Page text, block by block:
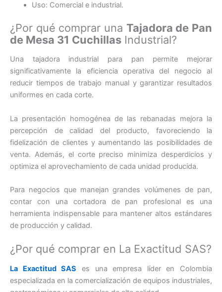
Uso: Comercial e industrial.
¿Por qué comprar una Tajadora de Pan
de Mesa 31 Cuchillas Industrial?
Una tajadora industrial para pan permite mejorar
significativamente la eficiencia operativa del negocio al
reducir tiempos de trabajo manual y garantizar resultados
uniformes en cada corte.
La presentación homogénea de las rebanadas mejora la
percepción de calidad del producto, favoreciendo la
fidelización de clientes y aumentando las posibilidades de
venta. Además, el corte preciso minimiza desperdicios y
optimiza el aprovechamiento de cada unidad producida.
Para negocios que manejan grandes volúmenes de pan,
contar con una cortadora de pan profesional es una
herramienta indispensable para mantener altos estándares
de producción y calidad.
¿Por qué comprar en La Exactitud SAS?
La Exactitud SAS es una empresa líder en Colombia
especializada en la comercialización de equipos industriales,